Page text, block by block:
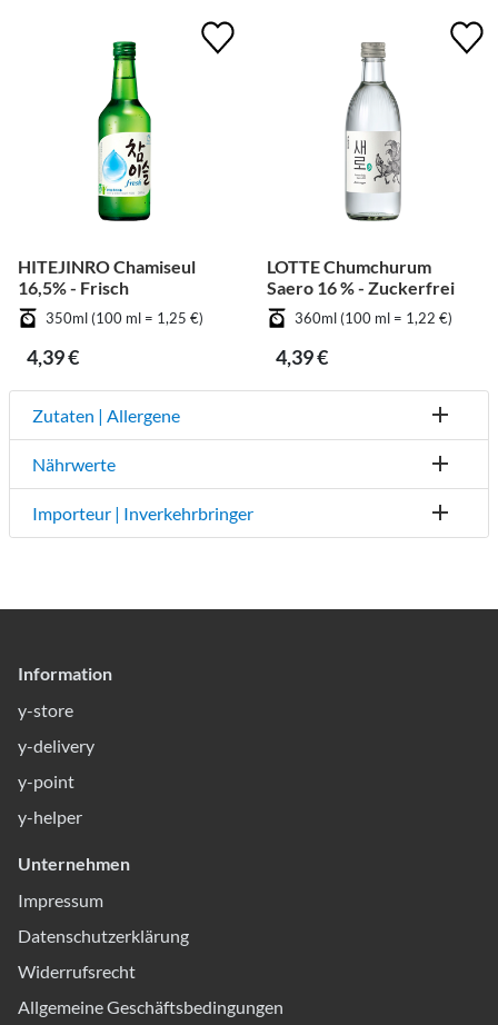
HITEJINRO Chamiseul
16,5% - Frisch
350ml (100 ml = 1,25 €)
4,39 €
LOTTE Chumchurum
Saero 16 % - Zuckerfrei
360ml (100 ml = 1,22 €)
4,39 €
Zutaten | Allergene
Nährwerte
Importeur | Inverkehrbringer
Information
y-store
y-delivery
y-point
y-helper
Unternehmen
Impressum
Datenschutzerklärung
Widerrufsrecht
Allgemeine Geschäftsbedingungen